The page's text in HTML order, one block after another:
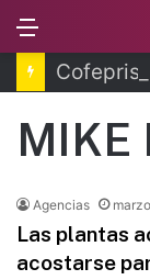
MIKE
Agencias
Las plantas
acostarse